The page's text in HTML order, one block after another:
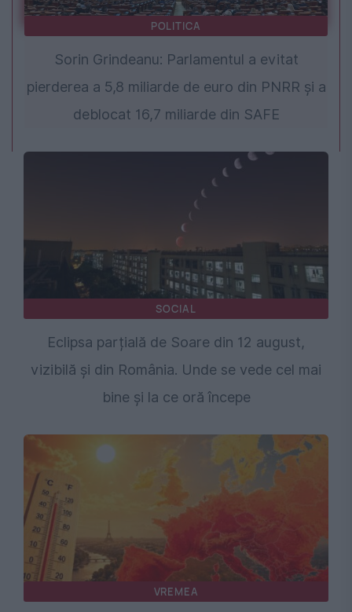
POLITICA
Sorin Grindeanu: Parlamentul a evitat
pierderea a 5,8 miliarde de euro din PNRR și a
deblocat 16,7 miliarde din SAFE
SOCIAL
Eclipsa parțială de Soare din 12 august,
vizibilă și din România. Unde se vede cel mai
bine și la ce oră începe
VREMEA